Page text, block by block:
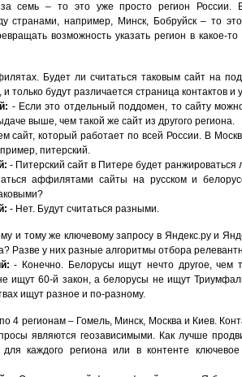
за семь – то это уже просто регион России.
странами, например, Минск, Бобруйск – то
возможность указать регион в какое-
Будет ли считаться таковым сайт на
только будут различается страница контактов и
- Если это отдельный поддомен, то сайту
выше, чем такой же сайт из другого региона.
сайт, который работает по всей России. В
питерский.
- Питерский сайт в Питере будет ранжироваться
аффилятами сайты на русском и
- Нет. Будут считаться разными.
и тому же ключевому запросу в Яндекс.ру и
Разве у них разные алгоритмы отбора
- Конечно. Белорусы ищут нечто другое, чем
ищут 60-й закон, а белорусы не ищут
ищут разное и по-разному.
4 регионам – Гомель, Минск, Москва и Киев.
являются геозависимыми. Как лучше
каждого региона или в контенте